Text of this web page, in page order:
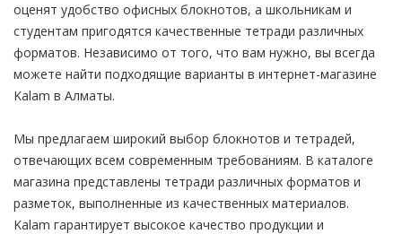
оценят удобство офисных блокнотов, а школьникам и
студентам пригодятся качественные тетради различных
форматов. Независимо от того, что вам нужно, вы всегда
можете найти подходящие варианты в интернет-магазине
Kalam в Алматы.
Мы предлагаем широкий выбор блокнотов и тетрадей,
отвечающих всем современным требованиям. В каталоге
магазина представлены тетради различных форматов и
разметок, выполненные из качественных материалов.
Kalam гарантирует высокое качество продукции и